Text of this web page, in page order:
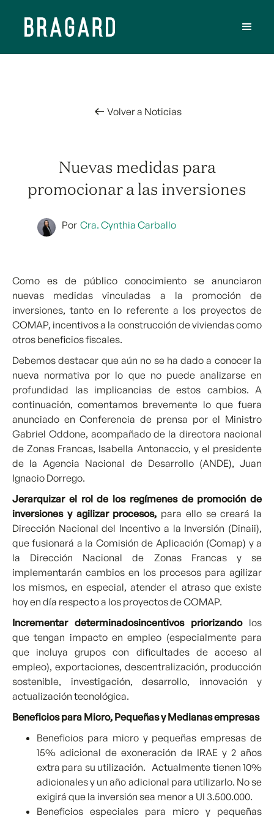
Volver a Noticias
Nuevas medidas para
promocionar a las inversiones
Por Cra. Cynthia Carballo
Como es de público conocimiento se anunciaron
nuevas medidas vinculadas a la promoción de
inversiones, tanto en lo referente a los proyectos de
COMAP, incentivos a la construcción de viviendas como
otros beneficios fiscales.
Debemos destacar que aún no se ha dado a conocer la
nueva normativa por lo que no puede analizarse en
profundidad las implicancias de estos cambios. A
continuación, comentamos brevemente lo que fuera
anunciado en Conferencia de prensa por el Ministro
Gabriel Oddone, acompañado de la directora nacional
de Zonas Francas, Isabella Antonaccio, y el presidente
de la Agencia Nacional de Desarrollo (ANDE), Juan
Ignacio Dorrego.
Jerarquizar el rol de los regímenes de promoción de
inversiones y agilizar procesos, para ello se creará la
Dirección Nacional del Incentivo a la Inversión (Dinaii),
que fusionará a la Comisión de Aplicación (Comap) y a
la Dirección Nacional de Zonas Francas y se
implementarán cambios en los procesos para agilizar
los mismos, en especial, atender el atraso que existe
hoy en día respecto a los proyectos de COMAP.
Incrementar determinadosincentivos priorizando los
que tengan impacto en empleo (especialmente para
que incluya grupos con dificultades de acceso al
empleo), exportaciones, descentralización, producción
sostenible, investigación, desarrollo, innovación y
actualización tecnológica.
Beneficios para Micro, Pequeñas y Medianas empresas
Beneficios para micro y pequeñas empresas de
15% adicional de exoneración de IRAE y 2 años
extra para su utilización. Actualmente tienen 10%
adicionales y un año adicional para utilizarlo. No se
exigirá que la inversión sea menor a UI 3.500.000.
Beneficios especiales para micro y pequeñas